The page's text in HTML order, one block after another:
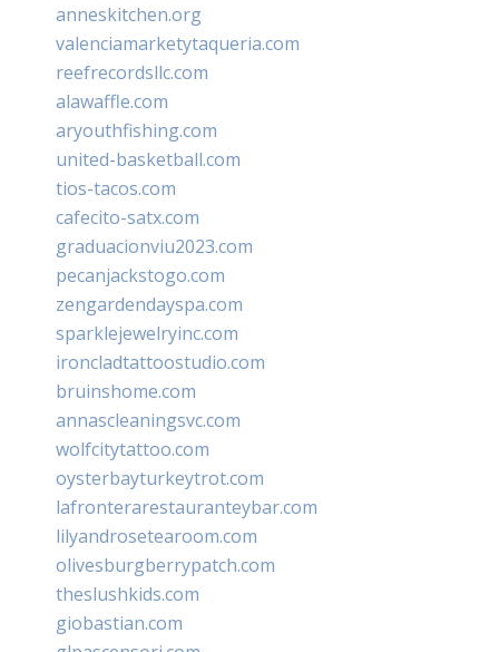
anneskitchen.org
valenciamarketytaqueria.com
reefrecordsllc.com
alawaffle.com
aryouthfishing.com
united-basketball.com
tios-tacos.com
cafecito-satx.com
graduacionviu2023.com
pecanjackstogo.com
zengardendayspa.com
sparklejewelryinc.com
ironcladtattoostudio.com
bruinshome.com
annascleaningsvc.com
wolfcitytattoo.com
oysterbayturkeytrot.com
lafronterarestauranteybar.com
lilyandrosetearoom.com
olivesburgberrypatch.com
theslushkids.com
giobastian.com